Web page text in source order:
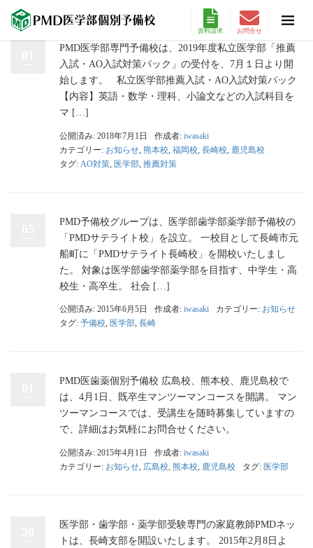
お問合せ
資料請求
PMD医学部専門予備校は、2019年度私立医学部「推薦
入試・AO入試対策パック」の受付を、7月１日より開
始します。 私立医学部推薦入試・AO入試対策パック
【内容】英語・数学・理科、小論文などの入試科目を
マ […]
公開済み: 2018年7月1日 作成者: iwasaki
カテゴリー: お知らせ 熊本校 福岡校 長崎校 鹿児島校
タグ: AO対策 医学部 推薦対策
PMD予備校グループは、医学部歯学部薬学部予備校の
「PMDサテライト校」を設立。 一校目として長崎市元
船町に「PMDサテライト長崎校」を開校いたしまし
た。 対象は医学部歯学部薬学部を目指す、中学生・高
校生・高卒生。 社会 […]
公開済み: 2015年6月5日 作成者: iwasaki カテゴリー: お知らせ
タグ: 予備校, 医学部, 長崎
PMD医歯薬個別予備校 広島校、熊本校、鹿児島校で
は、4月1日、既卒生マンツーマンコースを開講。 マン
ツーマンコースでは、受講生を随時募集していますの
で、詳細はお気軽にお問合せください。
公開済み: 2015年4月1日 作成者: iwasaki
カテゴリー: お知らせ 広島校 熊本校 鹿児島校 タグ: 医学部
医学部・歯学部・薬学部受験専門の家庭教師PMDネッ
トは、長崎支部を開設いたします。 2015年2月8日よ